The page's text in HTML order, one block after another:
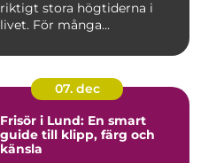
riktigt stora högtiderna i
livet. För många...
07. dec
Frisör i Lund: En smart
guide till klipp, färg och
känsla